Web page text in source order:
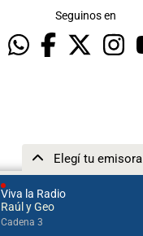
Viva la Radio
Raúl y Geo
Cadena 3
Elegí tu emisora
Seguinos en